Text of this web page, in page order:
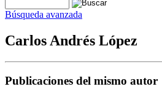
Búsqueda avanzada
Carlos Andrés López
Publicaciones del mismo autor